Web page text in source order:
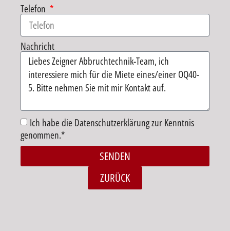
Telefon
Nachricht
Ich habe die Datenschutzerklärung zur Kenntnis
genommen.*
SENDEN
ZURÜCK